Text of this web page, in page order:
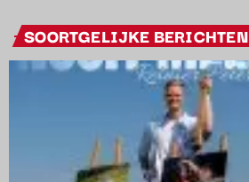
SOORTGELIJKE BERICHTEN